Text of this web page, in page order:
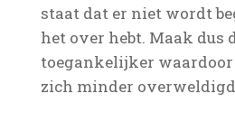
staat dat er niet wordt
het over hebt. Maak dus
toegankelijker
zich minder